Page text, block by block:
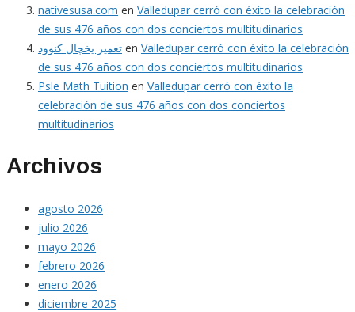
nativesusa.com en Valledupar cerró con éxito la celebración
de sus 476 años con dos conciertos multitudinarios
تعمیر یخچال کنوود en Valledupar cerró con éxito la celebración
de sus 476 años con dos conciertos multitudinarios
Psle Math Tuition en Valledupar cerró con éxito la
celebración de sus 476 años con dos conciertos
multitudinarios
Archivos
agosto 2026
julio 2026
mayo 2026
febrero 2026
enero 2026
diciembre 2025